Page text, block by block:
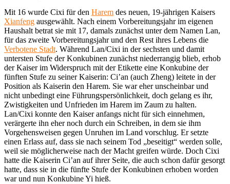
Mit 16 wurde Cixi für den Harem des neuen, 19-jährigen Kaisers
Xianfeng ausgewählt. Nach einem Vorbereitungsjahr im eigenen
Haushalt betrat sie mit 17, damals zunächst unter dem Namen Lan,
für das zweite Vorbereitungsjahr und den Rest ihres Lebens die
Verbotene Stadt. Während Lan/Cixi in der sechsten und damit
untersten Stufe der Konkubinen zunächst niederrangig blieb, erhob
der Kaiser im Widerspruch mit der Etikette eine Konkubine der
fünften Stufe zu seiner Kaiserin: Ci’an (auch Zheng) leitete in der
Position als Kaiserin den Harem. Sie war eher unscheinbar und
nicht unbedingt eine Führungspersönlichkeit, doch gelang es ihr,
Zwistigkeiten und Unfrieden im Harem im Zaum zu halten.
Lan/Cixi konnte den Kaiser anfangs nicht für sich einnehmen,
verärgerte ihn eher noch durch ein Schreiben, in dem sie ihm
Vorgehensweisen gegen Unruhen im Land vorschlug. Er setzte
einen Erlass auf, dass sie nach seinem Tod „beseitigt“ werden solle,
weil sie möglicherweise nach der Macht greifen würde. Doch Cixi
hatte die Kaiserin Ci’an auf ihrer Seite, die auch schon dafür gesorgt
hatte, dass sie in die fünfte Stufe der Konkubinen erhoben worden
war und nun Konkubine Yi hieß.